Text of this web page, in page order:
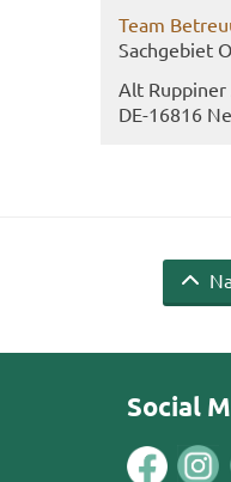
Team
Sach­ge­biet
Alt Rup­pi­ner
DE-​16816
Social